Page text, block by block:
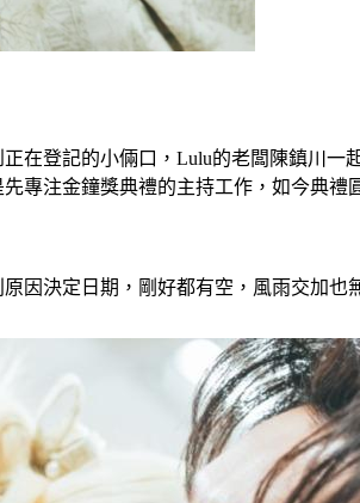
在登記的小倆口，Lulu的老闆陳鎮川
專注金鐘獎典禮的主持工作，如今典禮
因決定日期，剛好都有空，風雨交加